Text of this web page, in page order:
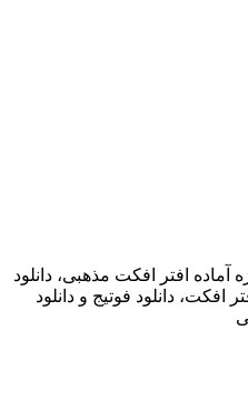
آماده افتر افکت مذهبی، دانلود
افکت، دانلود فوتیج و دانلود